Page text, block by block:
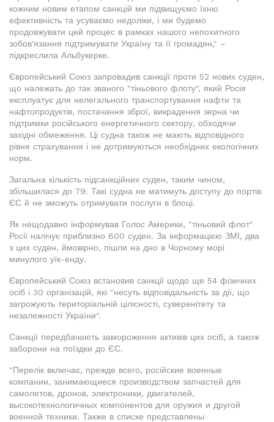
кожним новим етапом санкцій ми підвищуємо їхню
ефективність та усуваємо недоліки, і ми будемо
продовжувати цей процес в рамках нашого непохитного
зобов'язання підтримувати Україну та її громадян," –
підкреслила Альбукерке.
Європейський Союз запровадив санкції проти 52 нових суден,
що належать до так званого "тіньового флоту", який Росія
експлуатує для нелегального транспортування нафти та
нафтопродуктів, постачання зброї, викрадення зерна чи
підтримки російського енергетичного сектору, обходячи
західні обмеження. Ці судна також не мають відповідного
рівня страхування і не дотримуються необхідних екологічних
норм.
Загальна кількість підсанкційних суден, таким чином,
збільшилася до 79. Такі судна не матимуть доступу до портів
ЄС й не зможуть отримувати послуги в блоці.
Як нещодавно інформував Голос Америки, "тіньовий флот"
Росії налічує приблизно 600 суден. За інформацією ЗМІ, два
з цих суден, ймовірно, пішли на дно в Чорному морі
минулого уїк-енду.
Європейський Союз встановив санкції щодо ще 54 фізичних
осіб і 30 організацій, які "несуть відповідальність за дії, що
загрожують територіальній цілісності, суверенітету та
незалежності України".
Санкції передбачають замороження активів цих осіб, а також
заборони на поїздки до ЄС.
"Перелік включає, прежде всего, російские военные
компании, занимающиеся производством запчастей для
самолетов, дронов, электроники, двигателей,
высокотехнологичных компонентов для оружия и другой
военной техники. Также в списке представлены